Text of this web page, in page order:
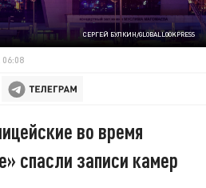
СЕРГЕЙ БУЛКИН/GLOBALLOOKPRESS
во время
спасли записи камер